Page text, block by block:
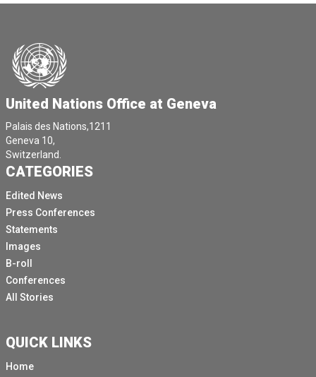
United Nations Office at Geneva
Palais des Nations,1211
Geneva 10,
Switzerland.
CATEGORIES
Edited News
Press Conferences
Statements
Images
B-roll
Conferences
All Stories
QUICK LINKS
Home